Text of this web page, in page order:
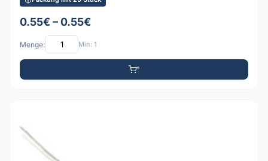
0.55€ – 0.55€
Menge: Min: 1